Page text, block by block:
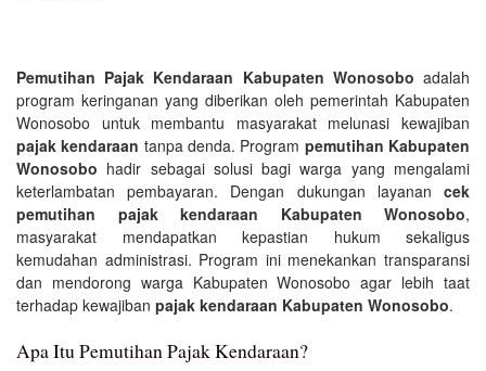
Pemutihan Pajak Kendaraan Kabupaten Wonosobo adalah
program keringanan yang diberikan oleh pemerintah Kabupaten
Wonosobo untuk membantu masyarakat melunasi kewajiban
pajak kendaraan tanpa denda. Program pemutihan Kabupaten
Wonosobo hadir sebagai solusi bagi warga yang mengalami
keterlambatan pembayaran. Dengan dukungan layanan cek
pemutihan pajak kendaraan Kabupaten Wonosobo,
masyarakat mendapatkan kepastian hukum sekaligus
kemudahan administrasi. Program ini menekankan transparansi
dan mendorong warga Kabupaten Wonosobo agar lebih taat
terhadap kewajiban pajak kendaraan Kabupaten Wonosobo.
Apa Itu Pemutihan Pajak Kendaraan?